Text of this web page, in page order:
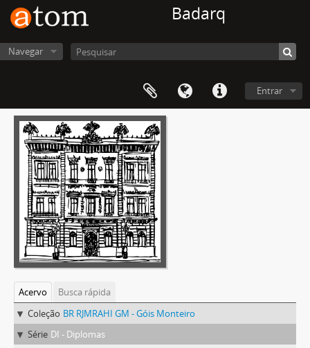
Badarq
Navegar
Entrar
Acervo
Busca rápida
Coleção BR RJMRAHI GM - Góis Monteiro
Série DI - Diplomas